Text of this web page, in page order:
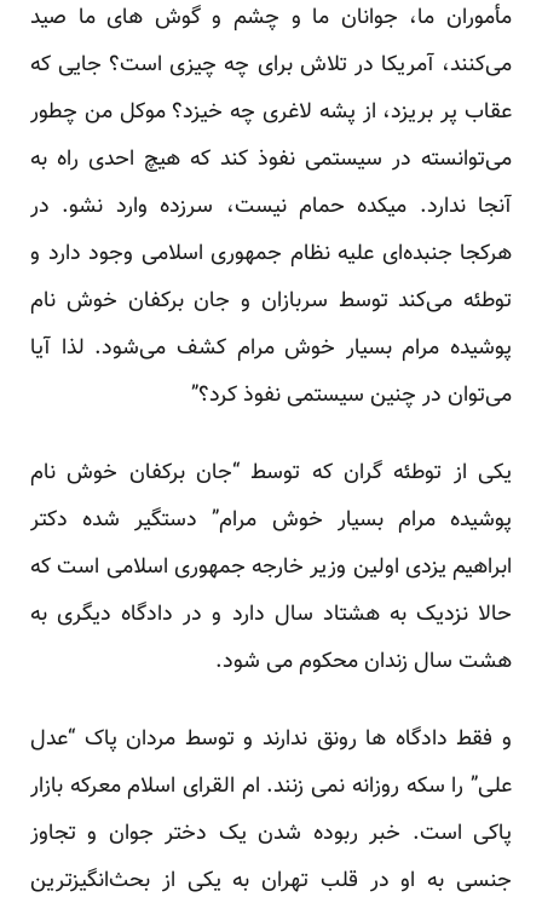
مأموران ما، جوانان ما و چشم و گوش های ما صید
می‌کنند، آمریکا در تلاش برای چه چیزی است؟ جایی که
عقاب پر بریزد، از پشه لاغری چه خیزد؟ موکل من چطور
می‌توانسته در سیستمی نفوذ کند که هیچ احدی راه به
آنجا ندارد. میکده حمام نیست، سرزده وارد نشو. در
هرکجا جنبده‌ای علیه نظام جمهوری اسلامی وجود دارد و
توطئه می‌کند توسط سربازان و جان برکفان خوش نام
پوشیده مرام بسیار خوش مرام کشف می‌شود. لذا آیا
می‌توان در چنین سیستمی نفوذ کرد؟”
یکی از توطئه گران که توسط “جان برکفان خوش نام
پوشیده مرام بسیار خوش مرام” دستگیر شده دکتر
ابراهیم یزدی اولین وزیر خارجه جمهوری اسلامی است که
حالا نزدیک به هشتاد سال دارد و در دادگاه دیگری به
هشت سال زندان محکوم می شود.
و فقط دادگاه ها رونق ندارند و توسط مردان پاک “عدل
علی” را سکه روزانه نمی زنند. ام القرای اسلام معرکه بازار
پاکی است. خبر ربوده شدن یک دختر جوان و تجاوز
جنسی به او در قلب تهران به یکی از بحث‌انگیز‌ترین